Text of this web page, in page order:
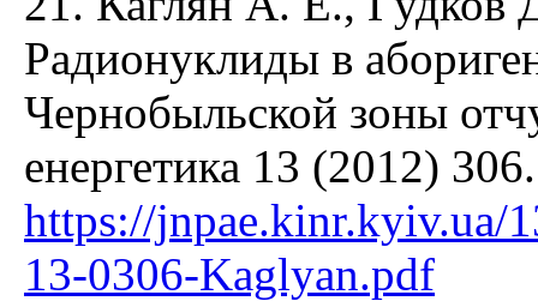
Радионуклиды в
Чернобыльской зоны
енергетика 13 (2012) 306.
https://jnpae.kinr.kyiv.ua/
13-0306-Kaglyan.pdf